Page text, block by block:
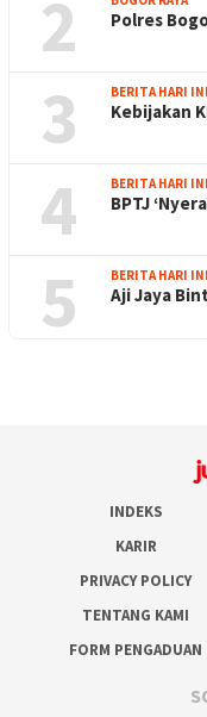
2 Polres
3 BERITA HARI INI
Kebijakan
4 BERITA HARI INI
BPTJ
5 BERITA HARI INI
Aji Jaya
INDEKS
KARIR
PRIVACY POLICY
TENTANG KAMI
FORM PENGADUAN